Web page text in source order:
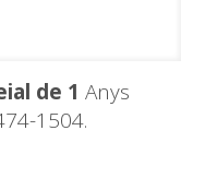
de 1 Anys
1504.